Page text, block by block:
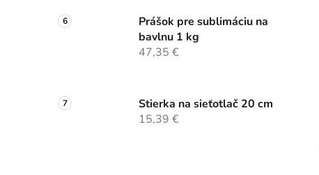
Prášok pre sublimáciu na
bavlnu 1 kg
47,35 €
Stierka na sieťotlač 20 cm
15,39 €